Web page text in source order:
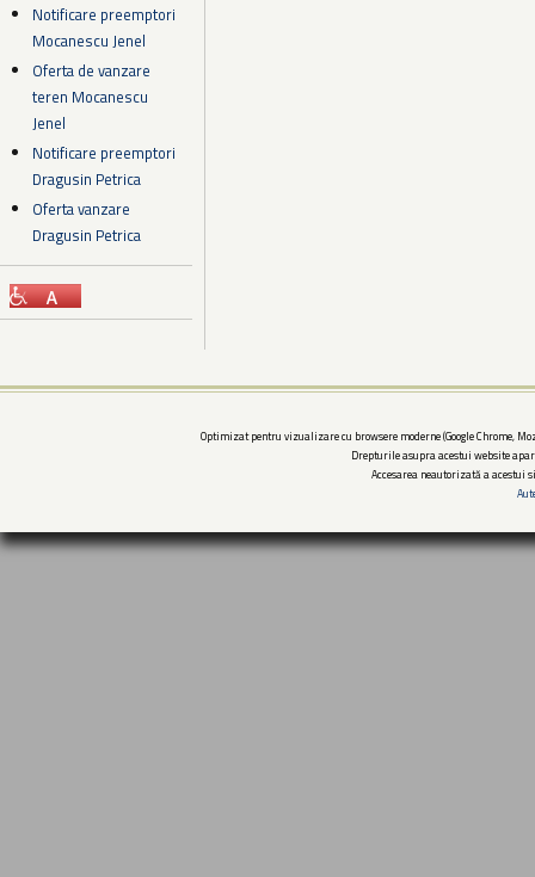
Notificare preemptori
Mocanescu Jenel
Oferta de vanzare
teren Mocanescu
Jenel
Notificare preemptori
Dragusin Petrica
Oferta vanzare
Dragusin Petrica
Optimizat pentru vizualizare cu browsere moderne (Google Chrome,
Drepturile asupra acestui website
Accesarea neautorizată a acestui